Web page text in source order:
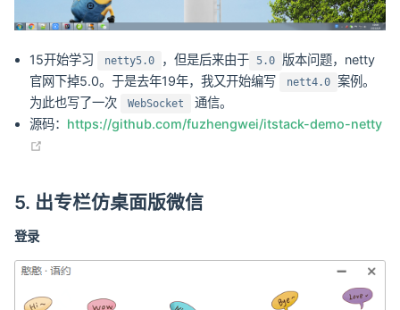
15开始学习 netty5.0 ，但是后来由于 5.0
版本问题，netty
官网下掉5.0。于是去年19年，我又开始编写
nett4.0 案例。
为此也写了一次
WebSocket
通信。
源码： https://github.com/fuzhengwei/itstack-demo-netty
5. 出专栏仿桌面版微信
登录